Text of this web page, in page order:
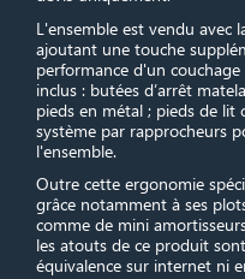
L'ensemble est vendu avec
ajoutant une touche
performance d'un
inclus : butées d’arrêt
pieds en métal ; pieds de lit
système par rapprocheurs
l'ensemble.
Outre cette ergonomie
grâce notamment à ses
comme de mini
les atouts de ce produit
équivalence sur internet ni